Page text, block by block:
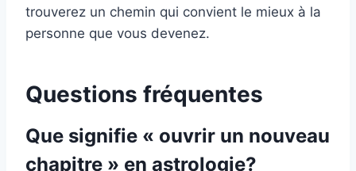
trouverez un chemin qui convient le mieux à la
personne que vous devenez.
Questions fréquentes
Que signifie « ouvrir un nouveau
chapitre » en astrologie?